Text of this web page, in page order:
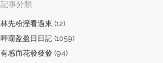
記事分類
林先粉溼看過來 (12)
呷霸盈盈日日記 (1059)
有感而花發發發 (94)